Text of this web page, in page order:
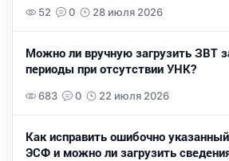
52 0 28 июля 2026
Можно ли вручную загрузить ЗВТ
периоды при отсутствии УНК?
683 0 22 июля 2026
Как исправить ошибочно
ЭСФ и можно ли загрузить